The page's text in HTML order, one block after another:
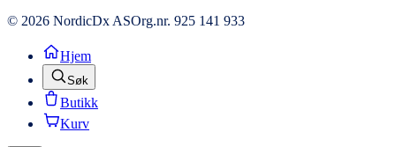
© 2026 NordicDx ASOrg.nr. 925 141 933
Hjem
Søk
Butikk
Kurv